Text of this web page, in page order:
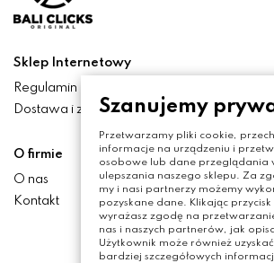
Sklep Internetowy
Regulamin
Dostawa i zwroty
O firmie
O nas
Kontakt
Szanujemy
Przetwarzamy pliki cookie,
informacje na urządzeniu i
osobowe lub dane przeglądania
ulepszania naszego sklepu. Za
my i nasi partnerzy możemy
pozyskane dane. Klikając przycisk
wyrażasz zgodę na
nas i naszych partnerów, jak
Użytkownik może również
bardziej szczegółowych